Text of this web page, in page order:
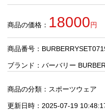
商
人
気
商
商品の価格： 18000円
商品番号：
ブランド： バーバリー
商品の分類： スポーツウェア
更新日時：2025-07-19